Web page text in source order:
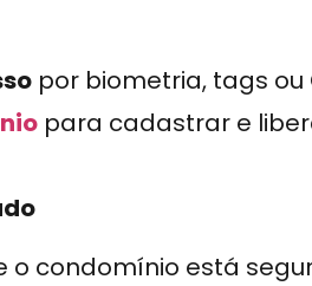
por biometria, tags ou
para cadastrar e
condomínio está